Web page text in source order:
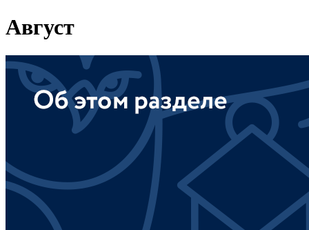
Август